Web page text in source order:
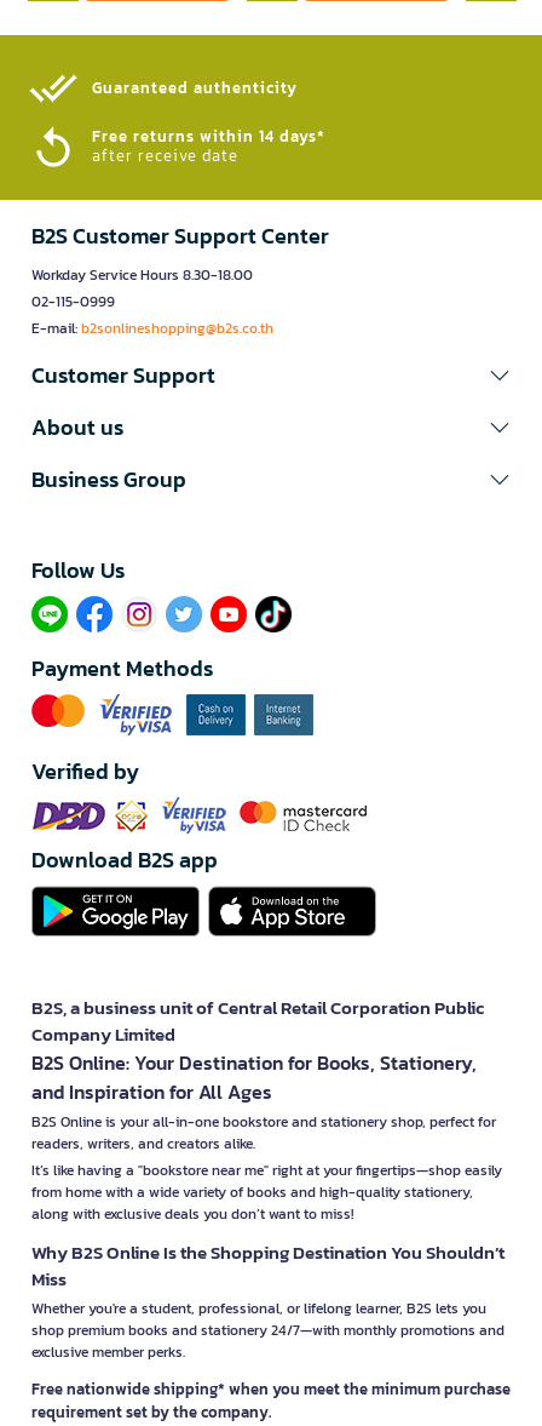
Guaranteed authenticity​
Free returns within 14 days*
after receive date
B2S Customer Support Center
Workday Service Hours 8.30-18.00
02-115-0999
E-mail:b2sonlineshopping@b2s.co.th
Customer Support
About us
Business Group
Follow Us​
Payment Methods
Verified by
Download B2S app
B2S, a business unit of Central Retail Corporation Public
Company Limited
B2S Online: Your Destination for Books, Stationery,
and Inspiration for All Ages
B2S Online is your all-in-one bookstore and stationery shop, perfect for
readers, writers, and creators alike.
It’s like having a "bookstore near me" right at your fingertips—shop easily
from home with a wide variety of books and high-quality stationery,
along with exclusive deals you don’t want to miss!
Why B2S Online Is the Shopping Destination You Shouldn’t
Miss
Whether you're a student, professional, or lifelong learner, B2S lets you
shop premium books and stationery 24/7—with monthly promotions and
exclusive member perks.
Free nationwide shipping* when you meet the minimum purchase
requirement set by the company.